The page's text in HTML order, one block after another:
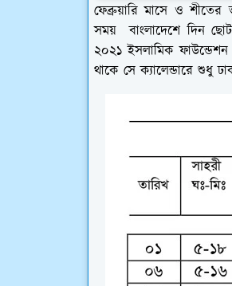
ফেব্রুয়ারি মাসে ও
সময় বাংলাদেশে দিন
২০২১ ইসলামিক
থাকে সে ক্যালেন্ডারে শুধু